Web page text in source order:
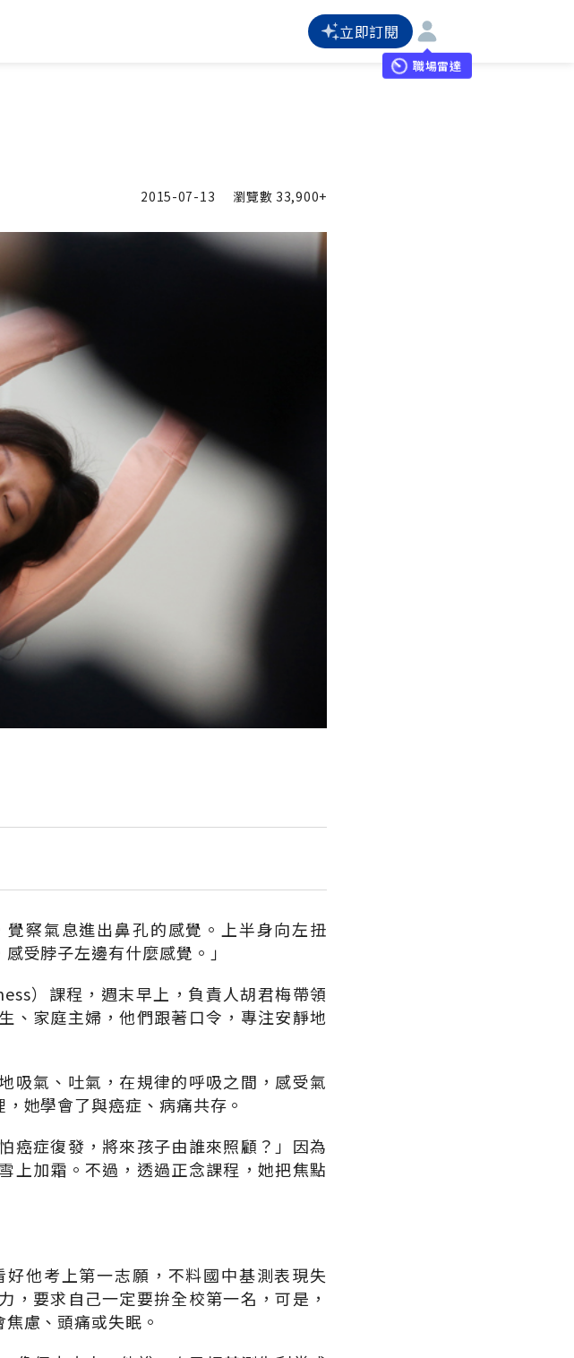
立即訂閱
職場雷達
2015-07-13 瀏覽數 33,900+
察氣息進出鼻孔的感覺。上半身向左扭
受脖子左邊有什麼感覺。｣
）課程，週末早上，負責人胡君梅帶領
、家庭主婦，他們跟著口令，專注安靜地
吸氣、吐氣，在規律的呼吸之間，感受氣
她學會了與癌症、病痛共存。
癌症復發，將來孩子由誰來照顧？」因為
上加霜。不過，透過正念課程，她把焦點
他考上第一志願，不料國中基測表現失
，要求自己一定要拚全校第一名，可是，
慮、頭痛或失眠。